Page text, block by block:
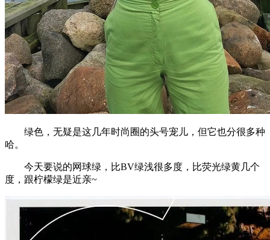
绿色，无疑是这几年时尚圈的头号宠儿，但它也分很多种
哈。
今天要说的网球绿，比BV绿浅很多度，比荧光绿黄几个
度，跟柠檬绿是近亲~